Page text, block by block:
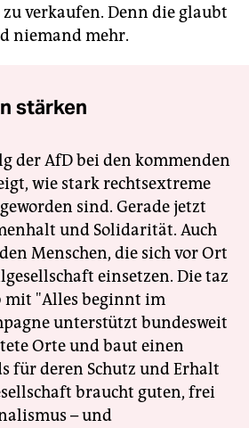
verkaufen. Denn die glaubt
niemand mehr.
stärken
der AfD bei den kommenden
wie stark rechtsextreme
sind. Gerade jetzt
und Solidarität. Auch
Menschen, die sich vor Ort
einsetzen. Die taz
mit "Alles beginnt im
unterstützt bundesweit
Orte und baut einen
für deren Schutz und Erhalt
braucht guten, frei
– und